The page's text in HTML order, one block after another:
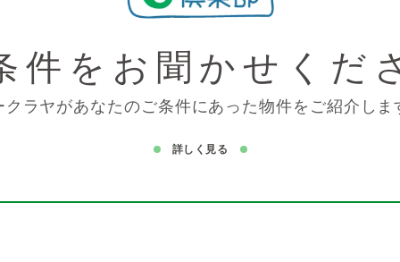
件を お聞かせくだ
クラヤがあなたのご条件にあった物件をご紹介しま
詳しく見る